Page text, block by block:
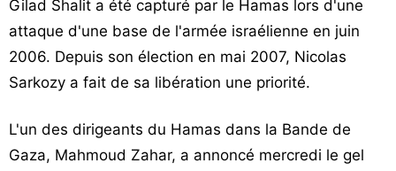
Gilad Shalit a été capturé par le Hamas lors d'une
attaque d'une base de l'armée israélienne en juin
2006. Depuis son élection en mai 2007, Nicolas
Sarkozy a fait de sa libération une priorité.
L'un des dirigeants du Hamas dans la Bande de
Gaza, Mahmoud Zahar, a annoncé mercredi le gel